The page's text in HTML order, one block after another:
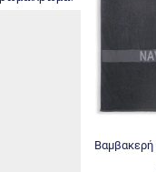
βαμβακερή πετσέτα θαλάσσης -